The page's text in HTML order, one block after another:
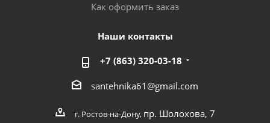
Как оформить заказ
Наши контакты
+7 (863) 320-03-18
santehnika61@gmail.com
г. Ростов-на-Дону, пр. Шолохова, 7